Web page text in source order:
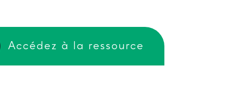
Accédez à la ressource